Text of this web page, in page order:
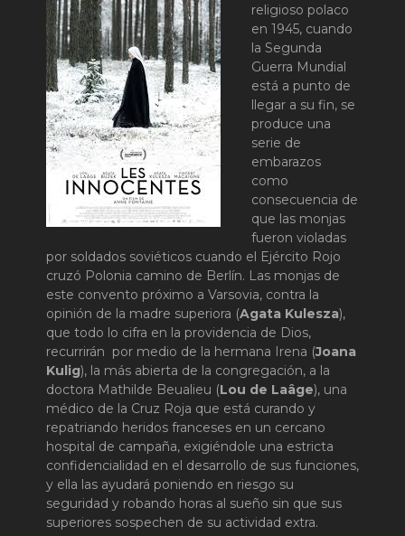
religioso polaco
en 1945, cuando
la Segunda
Guerra Mundial
está a punto de
llegar a su fin, se
produce una
serie de
embarazos
como
consecuencia de
que las monjas
fueron violadas
por soldados soviéticos cuando el Ejército Rojo
cruzó Polonia camino de Berlín. Las monjas de
este convento próximo a Varsovia, contra la
opinión de la madre superiora (Agata Kulesza),
que todo lo cifra en la providencia de Dios,
recurrirán por medio de la hermana Irena (Joana
Kulig), la más abierta de la congregación, a la
doctora Mathilde Beualieu (Lou de Laâge), una
médico de la Cruz Roja que está curando y
repatriando heridos franceses en un cercano
hospital de campaña, exigiéndole una estricta
confidencialidad en el desarrollo de sus funciones,
y ella las ayudará poniendo en riesgo su
seguridad y robando horas al sueño sin que sus
superiores sospechen de su actividad extra.